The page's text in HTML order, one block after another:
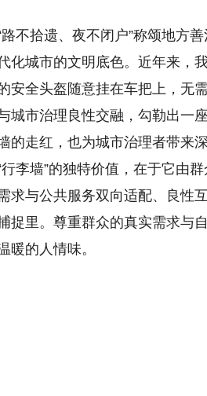
拾遗、夜不闭户”称颂地方善
化城市的文明底色。近年来，
安全头盔随意挂在车把上，无
市治理良性交融，勾勒出一
走红，也为城市治理者带来深
李墙”的独特价值，在于它由
求与公共服务双向适配、良性
捉里。尊重群众的真实需求与
暖的人情味。